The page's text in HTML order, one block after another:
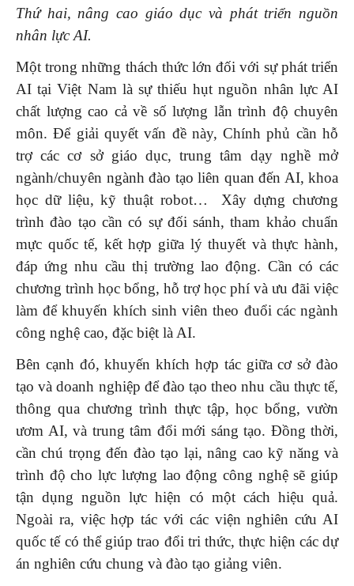
Thứ hai, nâng cao giáo dục và phát triển nguồn
nhân lực AI.
Một trong những thách thức lớn đối với sự phát triển
AI tại Việt Nam là sự thiếu hụt nguồn nhân lực AI
chất lượng cao cả về số lượng lẫn trình độ chuyên
môn. Để giải quyết vấn đề này, Chính phủ cần hỗ
trợ các cơ sở giáo dục, trung tâm dạy nghề mở
ngành/chuyên ngành đào tạo liên quan đến AI, khoa
học dữ liệu, kỹ thuật robot… Xây dựng chương
trình đào tạo cần có sự đối sánh, tham khảo chuẩn
mực quốc tế, kết hợp giữa lý thuyết và thực hành,
đáp ứng nhu cầu thị trường lao động. Cần có các
chương trình học bổng, hỗ trợ học phí và ưu đãi việc
làm để khuyến khích sinh viên theo đuổi các ngành
công nghệ cao, đặc biệt là AI.
Bên cạnh đó, khuyến khích hợp tác giữa cơ sở đào
tạo và doanh nghiệp để đào tạo theo nhu cầu thực tế,
thông qua chương trình thực tập, học bổng, vườn
ươm AI, và trung tâm đổi mới sáng tạo. Đồng thời,
cần chú trọng đến đào tạo lại, nâng cao kỹ năng và
trình độ cho lực lượng lao động công nghệ sẽ giúp
tận dụng nguồn lực hiện có một cách hiệu quả.
Ngoài ra, việc hợp tác với các viện nghiên cứu AI
quốc tế có thể giúp trao đổi tri thức, thực hiện các dự
án nghiên cứu chung và đào tạo giảng viên.